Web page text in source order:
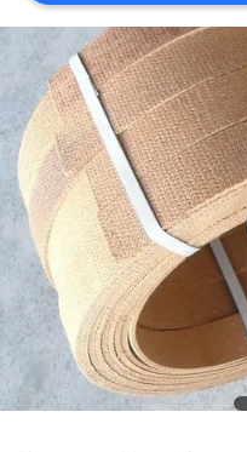
PRIVACY
POLICY